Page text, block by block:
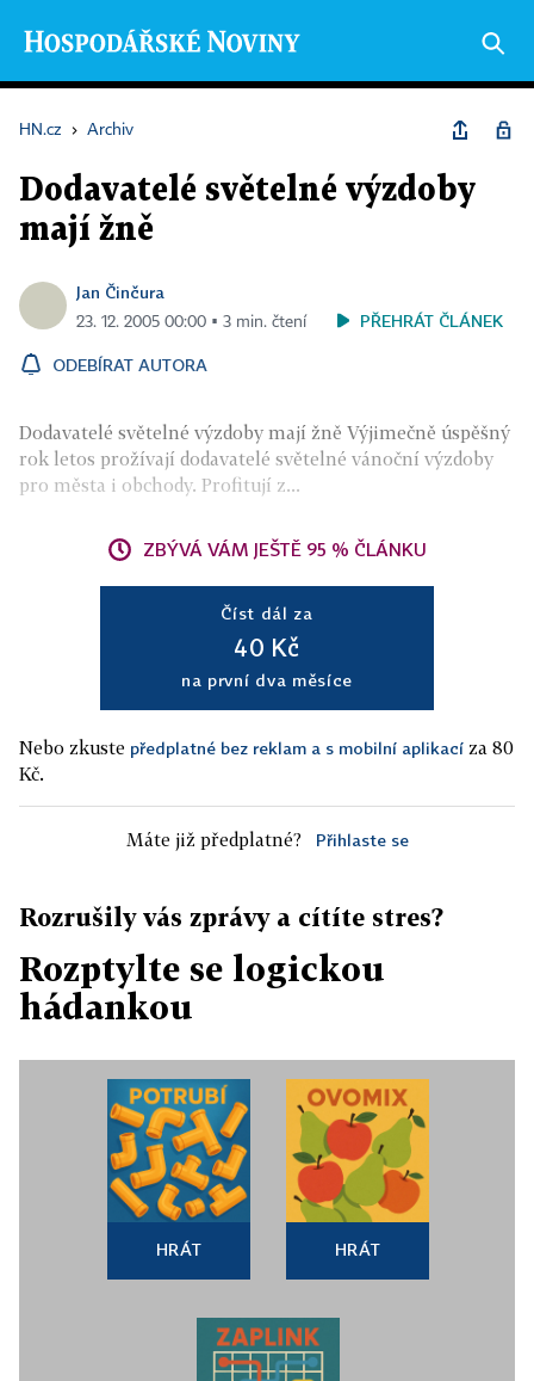
HN.cz › Archiv
Dodavatelé světelné výzdoby
mají žně
Jan Činčura
23. 12. 2005 00:00 ▪ 3 min. čtení PŘEHRÁT ČLÁNEK
ODEBÍRAT AUTORA
Dodavatelé světelné výzdoby mají žně Výjimečně úspěšný
rok letos prožívají dodavatelé světelné vánoční výzdoby
pro města i obchody. Profitují z...
ZBÝVÁ VÁM JEŠTĚ 95 % ČLÁNKU
Číst dál za
40 Kč
na první dva měsíce
Nebo zkuste předplatné bez reklam a s mobilní aplikací za 80
Kč.
Máte již předplatné? Přihlaste se
Rozrušily vás zprávy a cítíte stres?
Rozptylte se logickou
hádankou
HRÁT HRÁT